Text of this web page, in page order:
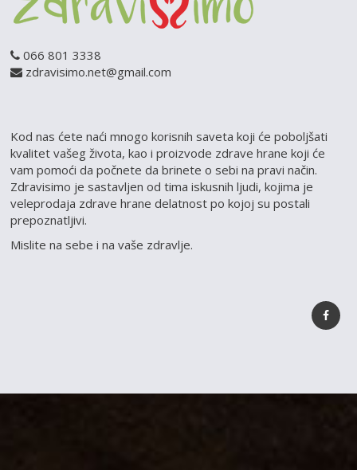
066 801 3338
zdravisimo.net@gmail.com
Kod nas ćete naći mnogo korisnih saveta koji će poboljšati
kvalitet vašeg života, kao i proizvode zdrave hrane koji će
vam pomoći da počnete da brinete o sebi na pravi način.
Zdravisimo je sastavljen od tima iskusnih ljudi, kojima je
veleprodaja zdrave hrane delatnost po kojoj su postali
prepoznatljivi.
Mislite na sebe i na vaše zdravlje.